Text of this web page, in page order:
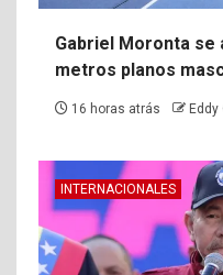
Gabriel Moronta se
metros planos
16 horas atrás Eddy
INTERNACIONALES